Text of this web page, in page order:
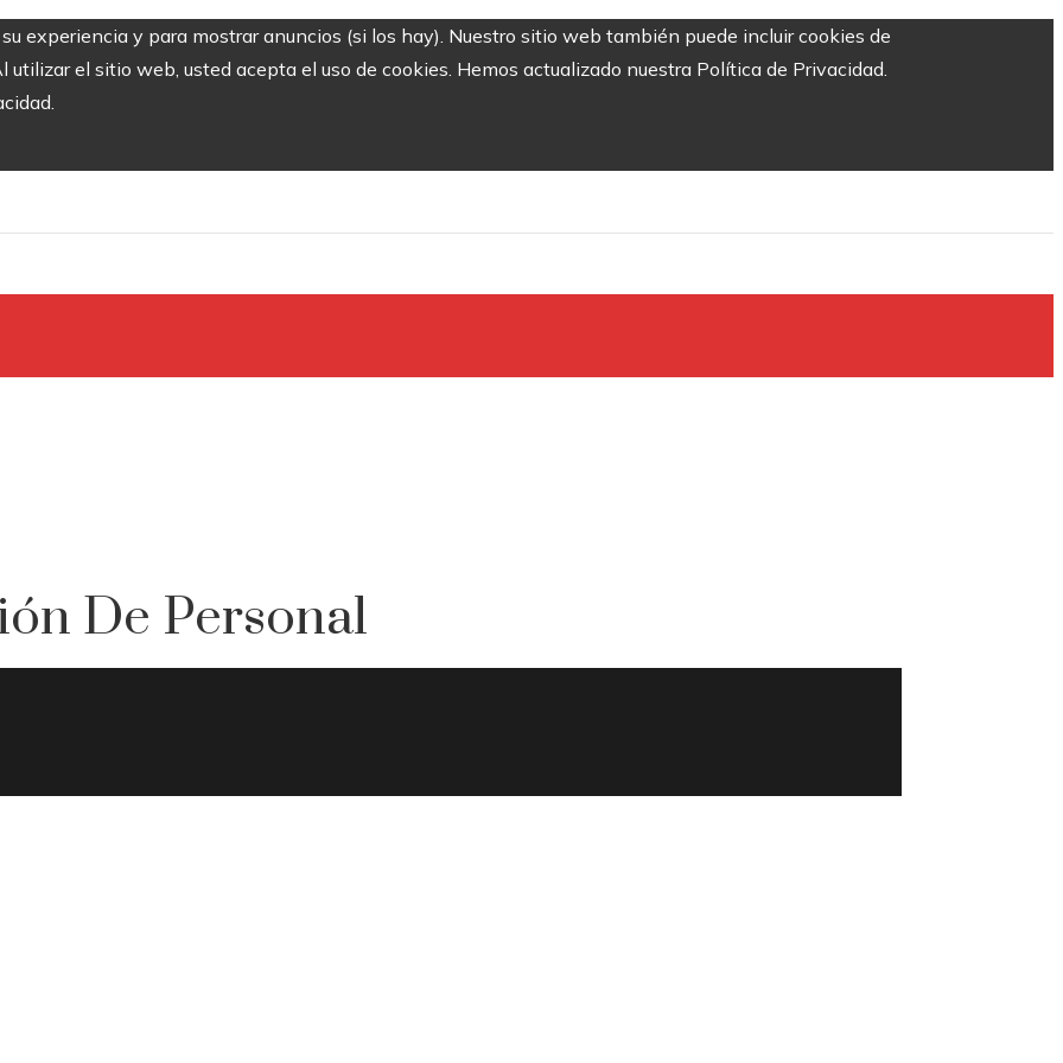
experiencia y para mostrar anuncios (si los hay). Nuestro sitio web también puede incluir cookies de
utilizar el sitio web, usted acepta el uso de cookies. Hemos actualizado nuestra Política de Privacidad.
De Personal